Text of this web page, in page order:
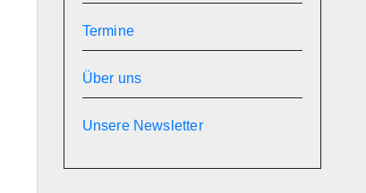
Termine
Über uns
Unsere Newsletter